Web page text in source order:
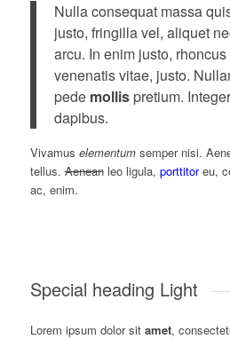
Nulla consequat massa
justo, fringilla vel, aliquet
arcu. In enim justo,
venenatis vitae, justo.
pede mollispretium.
dapibus.
Vivamus elementumsemper nisi.
tellus.Aeneanleo ligula, porttitoreu,
ac, enim.
Special heading Light
Lorem ipsum dolor sit amet,